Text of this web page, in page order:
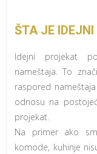
ŠTA JE
Idejni projekat
nameštaja. To
raspored
odnosu na
projekat.
Na primer ako
komode, kuhinje